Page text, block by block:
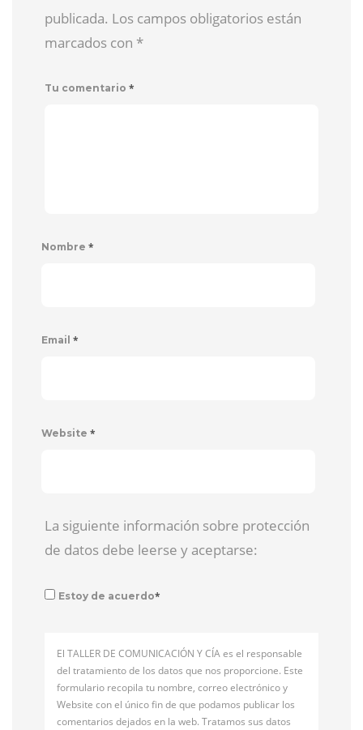
publicada. Los campos obligatorios están
marcados con *
Tu comentario *
Nombre *
Email *
Website *
La siguiente información sobre protección
de datos debe leerse y aceptarse:
Estoy de acuerdo*
El TALLER DE COMUNICACIÓN Y CÍA es el responsable
del tratamiento de los datos que nos proporcione. Este
formulario recopila tu nombre, correo electrónico y
Website con el único fin de que podamos publicar los
comentarios dejados en la web. Tratamos sus datos